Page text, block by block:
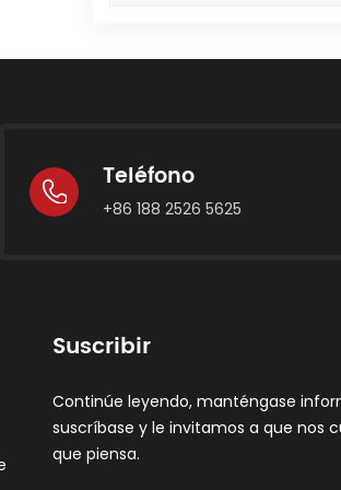
Teléfono
+86 188 2526 5625
Suscribir
Continúe leyendo, manténgase
suscríbase y le invitamos a que nos
que piensa.